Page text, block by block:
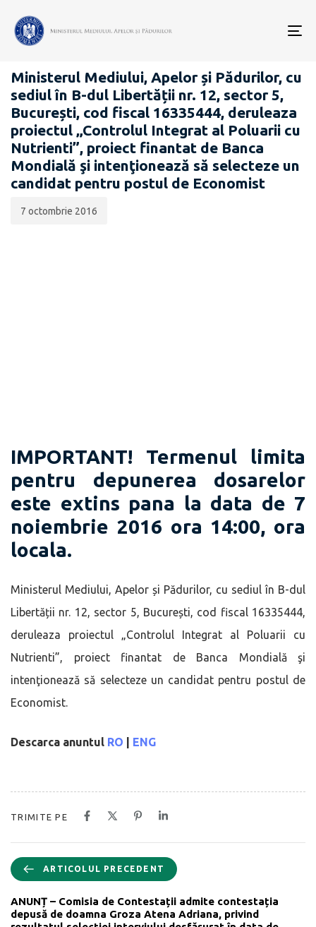
CARIERĂ
Ministerul Mediului, Apelor și Pădurilor, cu
sediul în B-dul Libertății nr. 12, sector 5,
București, cod fiscal 16335444, deruleaza
proiectul „Controlul Integrat al Poluarii cu
Nutrienti”, proiect finantat de Banca
Mondială şi intenţionează să selecteze un
candidat pentru postul de Economist
publicării:
7 octombrie 2016
IMPORTANT! Termenul limita
pentru depunerea dosarelor
este extins pana la data de 7
noiembrie 2016 ora 14:00, ora
locala.
Ministerul Mediului, Apelor și Pădurilor, cu sediul în B-dul
Libertății nr. 12, sector 5, București, cod fiscal 16335444,
deruleaza proiectul „Controlul Integrat al Poluarii cu
Nutrienti”, proiect finantat de Banca Mondială şi
intenţionează să selecteze un candidat pentru postul de
Economist.
Descarca anuntul RO ENG
TRIMITE PE
ARTICOLUL PRECEDENT
ANUNȚ – Comisia de Contestații admite contestația
depusă de doamna Groza Atena Adriana, privind